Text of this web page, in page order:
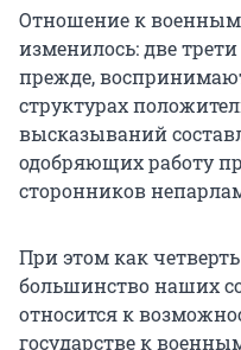
Отношение к военным
изменилось: две
прежде,
структурах
высказываний
одобряющих работу
сторонников
При этом как
большинство наших
относится к
государстве к